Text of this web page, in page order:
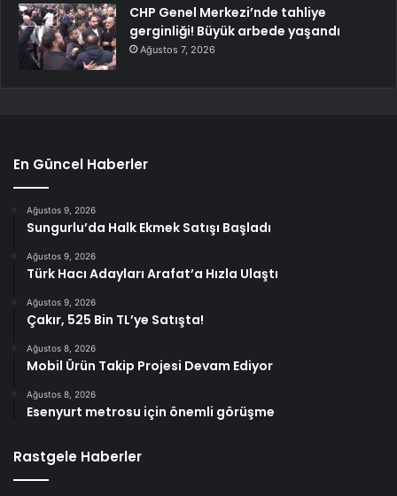
CHP Genel Merkezi’nde tahliye
gerginliği! Büyük arbede yaşandı
Ağustos 7, 2026
En Güncel Haberler
Ağustos 9, 2026
Sungurlu’da Halk Ekmek Satışı Başladı
Ağustos 9, 2026
Türk Hacı Adayları Arafat’a Hızla Ulaştı
Ağustos 9, 2026
Çakır, 525 Bin TL’ye Satışta!
Ağustos 8, 2026
Mobil Ürün Takip Projesi Devam Ediyor
Ağustos 8, 2026
Esenyurt metrosu için önemli görüşme
Rastgele Haberler